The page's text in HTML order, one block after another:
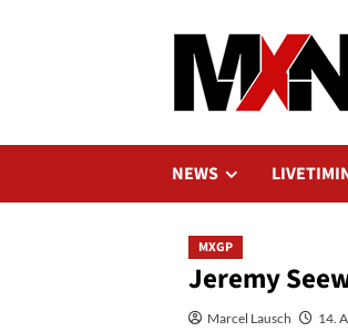
NEWS
MXGP
Jeremy
Marcel Lausch 14.